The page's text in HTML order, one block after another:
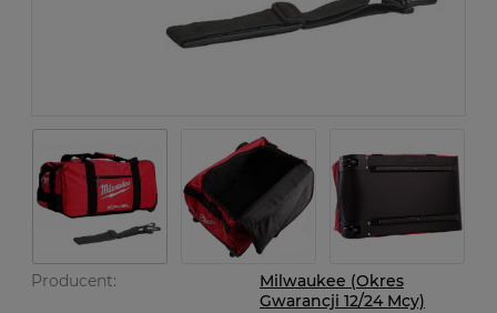
Producent:
Milwaukee (Okres
Gwarancji 12/24 Mcy)